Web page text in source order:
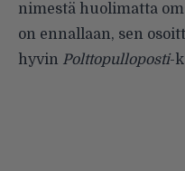
nimestä huolimatta
on ennallaan, sen
hyvin Polttopulloposti-